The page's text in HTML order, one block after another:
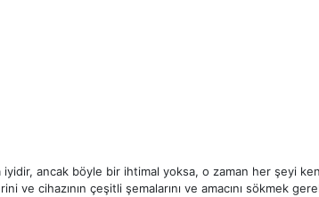
iyidir, ancak böyle bir ihtimal yoksa, o zaman her şeyi
cihazının çeşitli şemalarını ve amacını sökmek